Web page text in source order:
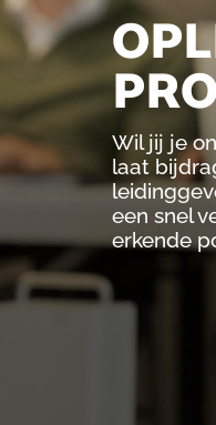
Wil jij je
laat
een snel
erkende